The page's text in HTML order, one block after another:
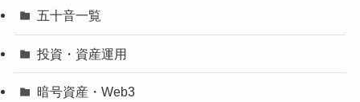
五十音一覧
投資・資産運用
暗号資産・Web3